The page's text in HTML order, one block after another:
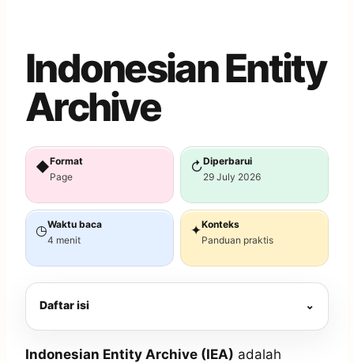
Indonesian Entity
Archive
◆Format
Page
↻Diperbarui
29 July 2026
◷Waktu baca
4 menit
✦Konteks
Panduan praktis
Daftar isi ⌄
Indonesian Entity Archive (IEA) adalah